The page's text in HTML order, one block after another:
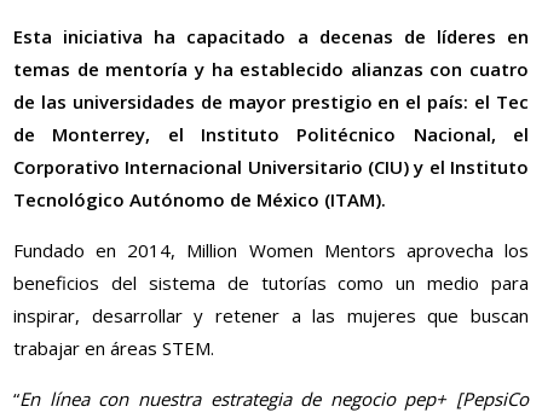
Esta iniciativa ha capacitado a decenas de líderes en
temas de mentoría y ha establecido alianzas con cuatro
de las universidades de mayor prestigio en el país: el Tec
de Monterrey, el Instituto Politécnico Nacional, el
Corporativo Internacional Universitario (CIU) y el Instituto
Tecnológico Autónomo de México (ITAM).
Fundado en 2014, Million Women Mentors aprovecha los
beneficios del sistema de tutorías como un medio para
inspirar, desarrollar y retener a las mujeres que buscan
trabajar en áreas STEM.
“En línea con nuestra estrategia de negocio pep+ [PepsiCo